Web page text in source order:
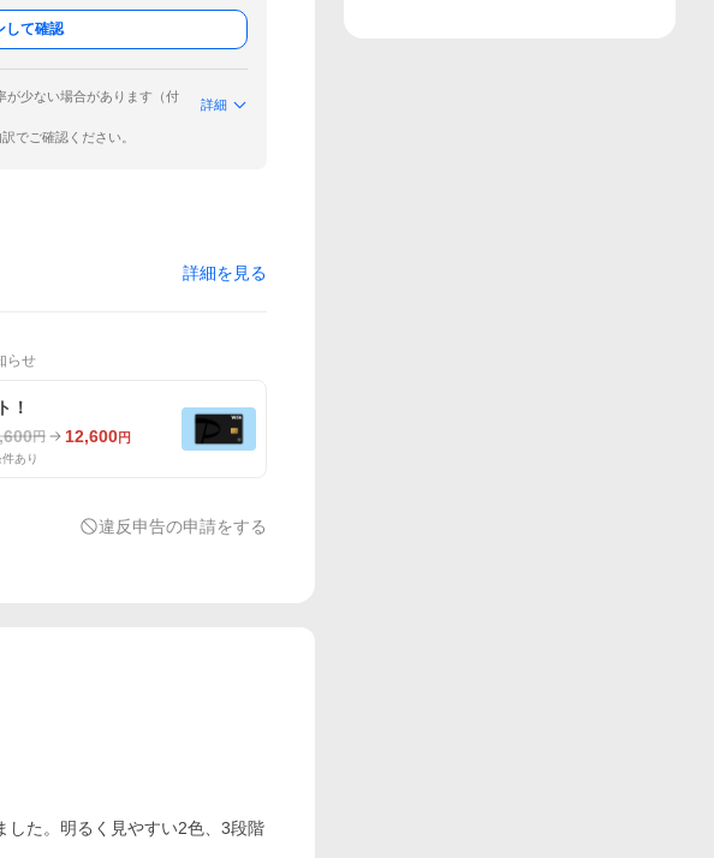
して確認
が少ない場合があります（付
詳細
でご確認ください。
詳細を見る
らせ
！
円 12,600円
あり
違反申告の申請をする
した。明るく見やすい2色、3段階